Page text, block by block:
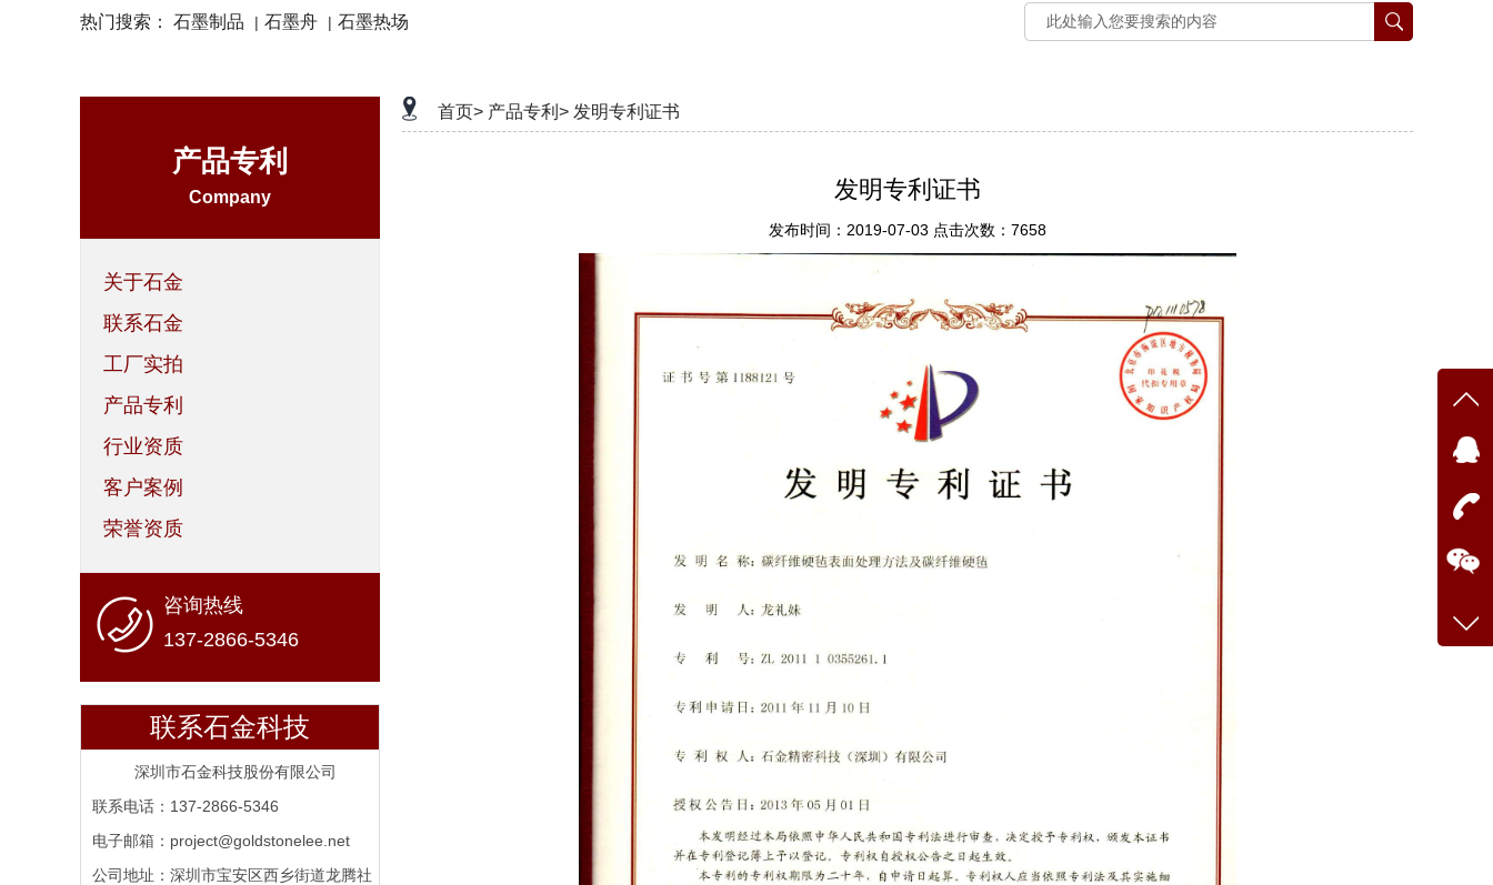
热门搜索： 石墨制品 | 石墨舟 | 石墨热场
产品专利
Company
关于石金
联系石金
工厂实拍
产品专利
行业资质
客户案例
荣誉资质
咨询热线
137-2866-5346
联系石金科技
深圳市石金科技股份有限公司
联系电话：137-2866-5346
电子邮箱：project@goldstonelee.net
公司地址：深圳市宝安区西乡街道龙腾社
首页> 产品专利> 发明专利证书
发明专利证书
发布时间：2019-07-03 点击次数：7658